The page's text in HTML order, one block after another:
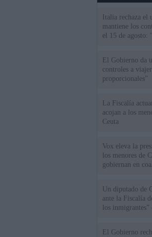
Italia rechaza
mantiene los
el 15 de agosto:
El Gobierno da
controles a
proporcionales"
La Fiscalía
acojan a los
Ceuta
Vox eleva la
los menores de
gobiernan en
Un diputado de
ante la Fiscalía
los inmigrantes”
El Gobierno